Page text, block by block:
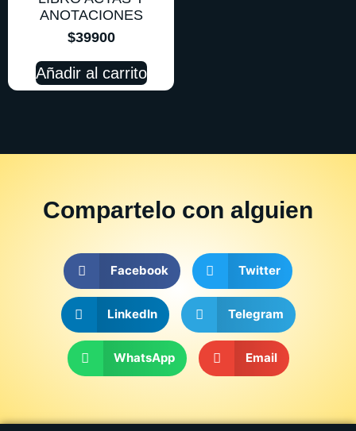
ANOTACIONES
$39900
Añadir al carrito
Compartelo con alguien
Facebook Twitter
LinkedIn Telegram
WhatsApp Email